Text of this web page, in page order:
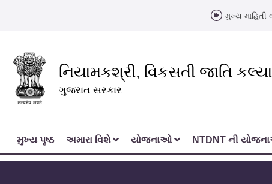
મુખ્ય માહિતી
નિયામકશ્રી, વિકસતી જાતિ
ગુજરાત સરકાર
મુખ્‍ય પૃષ્ઠ અમારા વિશે યોજનાઓ NTDNT ની